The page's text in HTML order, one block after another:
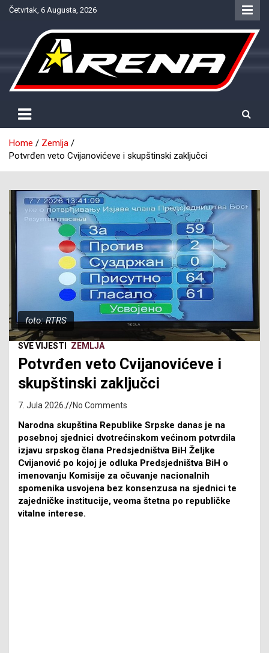
SkipČetvrtak, 6 Augusta, 2026
NTV Arena
Home
Zemlja
Potvrđen veto Cvijanovićeve i skupštinski zaključci
foto: RTRS
SVE VIJESTI ZEMLJA
Potvrđen veto Cvijanovićeve i
skupštinski zaključci
7. Jula 2026. No Comments
Narodna skupština Republike Srpske danas je na
posebnoj sjednici dvotrećinskom većinom potvrdila
izjavu srpskog člana Predsjedništva BiH Željke
Cvijanović po kojoj je odluka Predsjedništva BiH o
imenovanju Komisije za očuvanje nacionalnih
spomenika usvojena bez konsenzusa na sjednici te
zajedničke institucije, veoma štetna po republičke
vitalne interese.